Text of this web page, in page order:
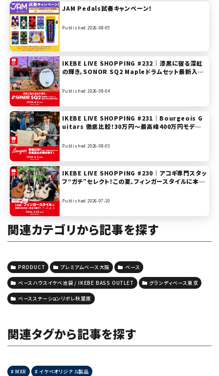
JAM Pedals試奏キャンペーン！
Published:2026-08-05
IKEBE LIVE SHOPPING #232｜漆黒に宿る深紅
の輝き。SONOR SQ2 Mapleドラムセット最新入荷
ン渋谷】
Published:2026-08-04
IKEBE LIVE SHOPPING #231｜Bourgeois G
uitars 徹底比較！30万円〜最高峰400万円モデル
マンギターズ】
Published:2026-08-03
IKEBE LIVE SHOPPING #230｜アコギ専門スタッ
フ“ガチ”セレクト！この夏、フィンガースタイルに本気
/ K.Yairi 【presented by ハートマンギターズ】
Published:2026-07-20
関連カテゴリから記事を探す
PRODUCT プレミアムベース大阪 ベース
ベースハウスイケベ池袋 / IKEBE BASS OUTLET グランディベース東京
ベースステーションリボレ秋葉原
関連タグから記事を探す
MXR イケベオリジナル製品